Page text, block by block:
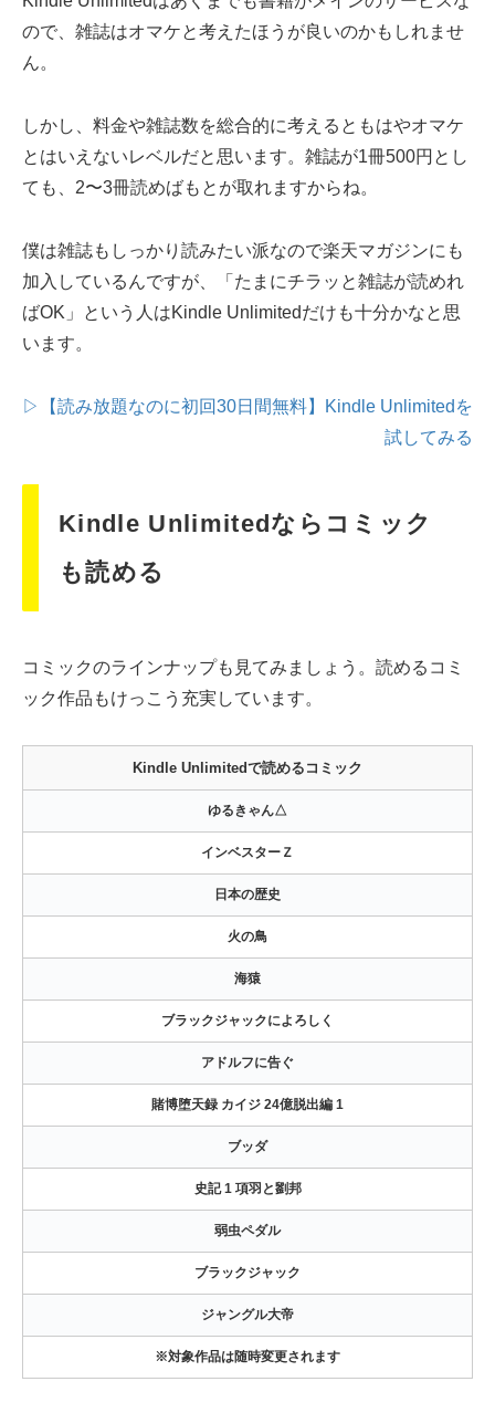
ので、雑誌はオマケと考えたほうが良いのかもしれませ
ん。
しかし、料金や雑誌数を総合的に考えるともはやオマケ
とはいえないレベルだと思います。雑誌が1冊500円とし
ても、2〜3冊読めばもとが取れますからね。
僕は雑誌もしっかり読みたい派なので楽天マガジンにも
加入しているんですが、「たまにチラッと雑誌が読めれ
ばOK」という人はKindle Unlimitedだけも十分かなと思
います。
▷【読み放題なのに初回30日間無料】Kindle Unlimitedを
試してみる
Kindle Unlimitedならコミック
も読める
コミックのラインナップも見てみましょう。読めるコミ
ック作品もけっこう充実しています。
Kindle Unlimitedで読めるコミック
ゆるきゃん△
インベスターＺ
日本の歴史
火の鳥
海猿
ブラックジャックによろしく
アドルフに告ぐ
賭博堕天録 カイジ 24億脱出編 1
ブッダ
史記 1 項羽と劉邦
弱虫ペダル
ブラックジャック
ジャングル大帝
※対象作品は随時変更されます